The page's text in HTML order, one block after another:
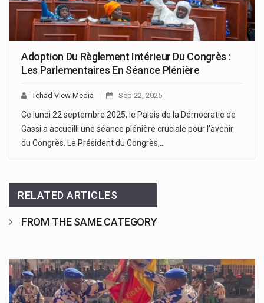
Adoption Du Règlement Intérieur Du Congrès :
Les Parlementaires En Séance Plénière
Tchad View Media Sep 22, 2025
Ce lundi 22 septembre 2025, le Palais de la Démocratie de
Gassi a accueilli une séance plénière cruciale pour l'avenir
du Congrès. Le Président du Congrès,…
RELATED ARTICLES
FROM THE SAME CATEGORY